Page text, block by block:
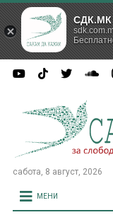
сабота, 8 август, 2026
МЕНИ
СДК.МК